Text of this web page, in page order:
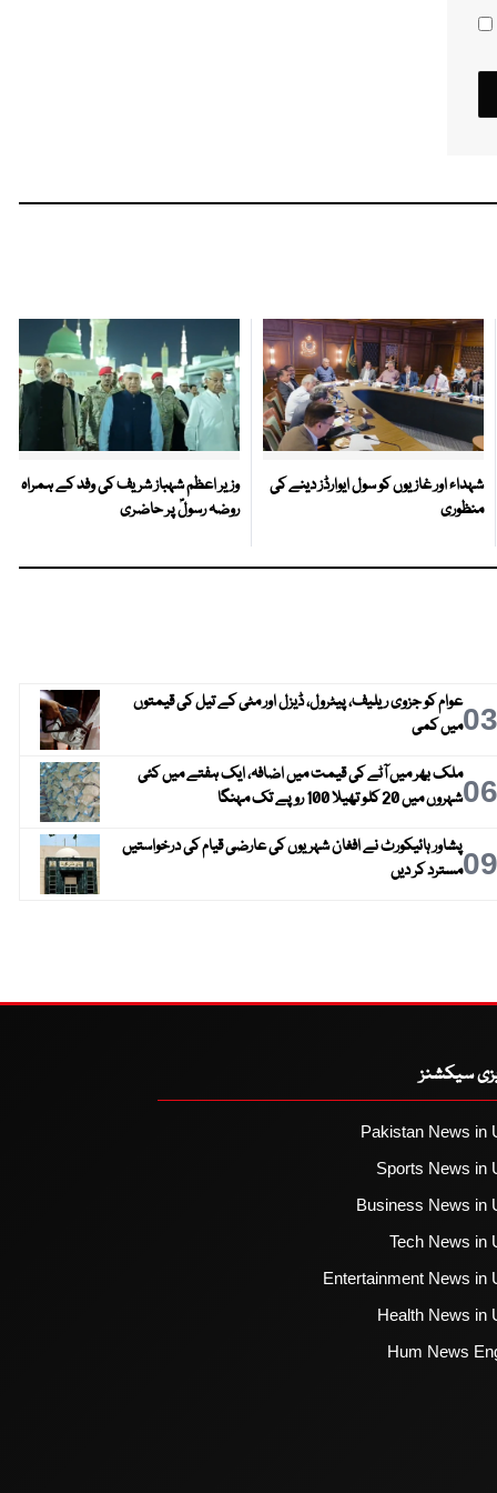
شہداء اور غازیوں کو سول ایوارڈز دینے کی
منظوری
وزیر اعظم شہباز شریف کی وفد کے ہمراہ
روضہ رسولؐ پر حاضری
03عوام کو جزوی ریلیف، پیٹرول، ڈیزل اور مٹی کے تیل کی قیمتوں
میں کمی
06ملک بھر میں آٹے کی قیمت میں اضافہ، ایک ہفتے میں کئی
شہروں میں 20 کلو تھیلا 100 روپے تک مہنگا
09پشاور ہائیکورٹ نے افغان شہریوں کی عارضی قیام کی درخواستیں
مسترد کر دیں
سیکشنز
Pakistan News in
Sports News in
Business News in
Tech News in
Entertainment News in
Health News in
Hum News